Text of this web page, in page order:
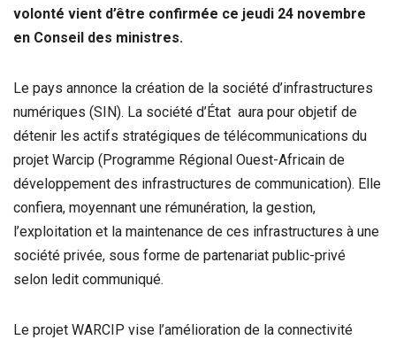
volonté vient d’être confirmée ce jeudi 24 novembre
en Conseil des ministres.
Le pays annonce la création de la société d’infrastructures
numériques (SIN). La société d’État aura pour objetif de
détenir les actifs stratégiques de télécommunications du
projet Warcip (Programme Régional Ouest-Africain de
développement des infrastructures de communication). Elle
confiera, moyennant une rémunération, la gestion,
l’exploitation et la maintenance de ces infrastructures à une
société privée, sous forme de partenariat public-privé
selon ledit communiqué.
Le projet WARCIP vise l’amélioration de la connectivité